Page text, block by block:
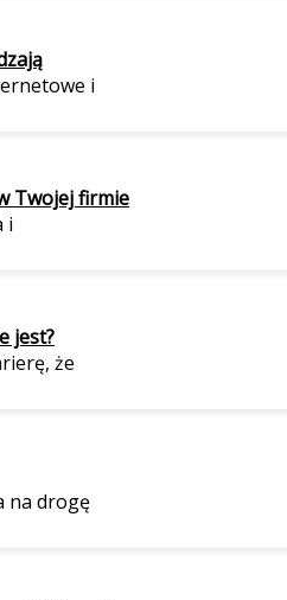
i
Twojej firmie
i
jest?
że
na drogę